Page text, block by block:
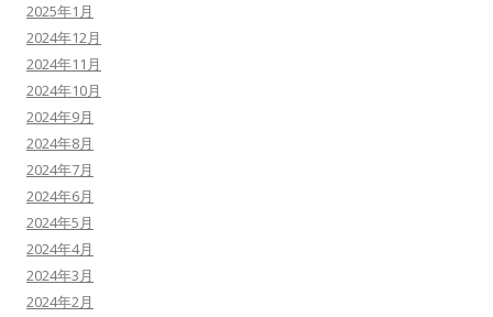
2025年1月
2024年12月
2024年11月
2024年10月
2024年9月
2024年8月
2024年7月
2024年6月
2024年5月
2024年4月
2024年3月
2024年2月